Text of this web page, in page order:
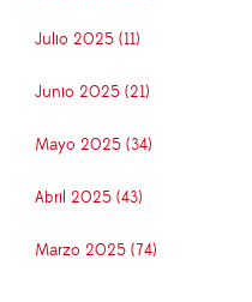
Julio 2025 (11)
Junio 2025 (21)
Mayo 2025 (34)
Abril 2025 (43)
Marzo 2025 (74)